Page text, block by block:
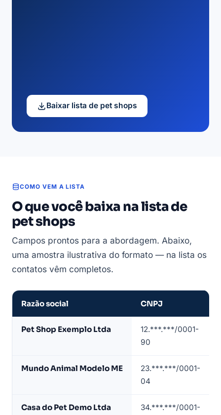
Baixar lista de pet shops
COMO VEM A LISTA
O que você baixa na lista de
pet shops
Campos prontos para a abordagem. Abaixo,
uma amostra ilustrativa do formato — na lista os
contatos vêm completos.
pet
Razão social CNPJ
Pet Shop Exemplo Ltda
12.***.***/0001-
90
Mundo Animal Modelo ME
23.***.***/0001-
04
Casa do Pet Demo Ltda
34.***.***/0001-